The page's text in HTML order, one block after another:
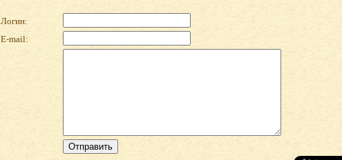
Логин:
E-mail: